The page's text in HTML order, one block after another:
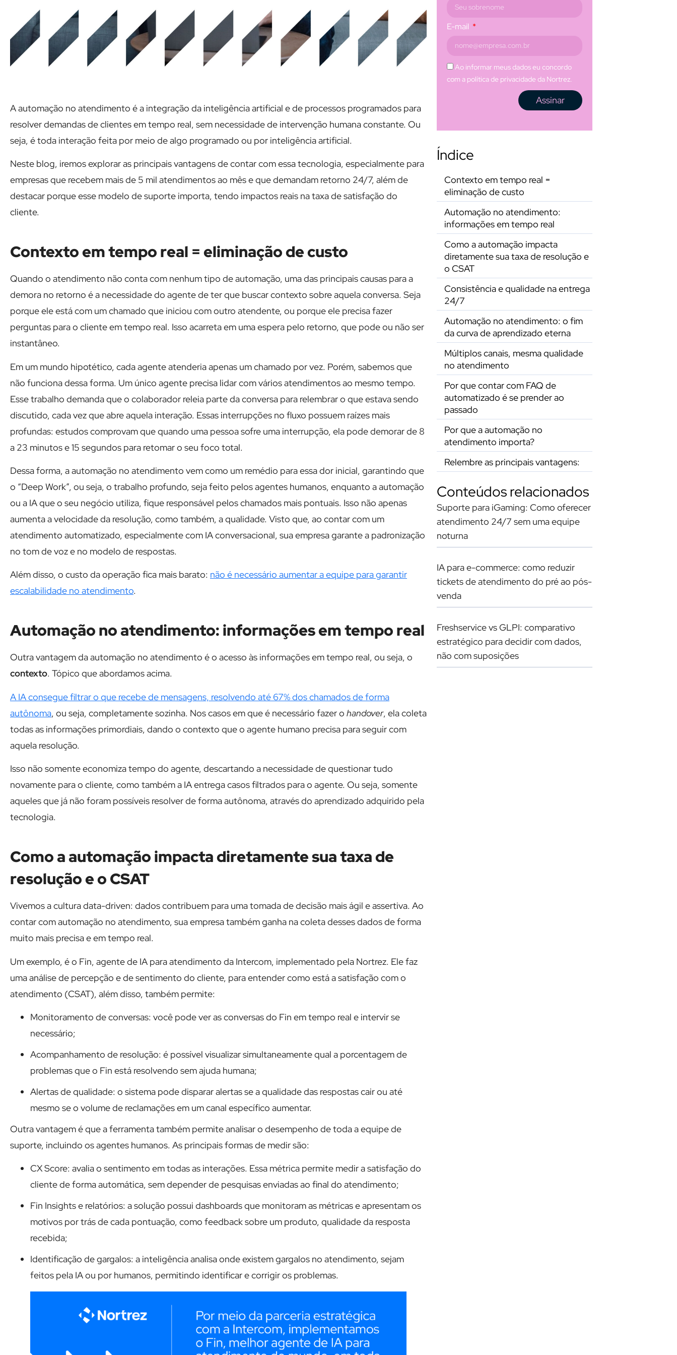
A automação no atendimento é a integração da inteligência artificial e de processos programados para
resolver demandas de clientes em tempo real, sem necessidade de intervenção humana constante. Ou
seja, é toda interação feita por meio de algo programado ou por inteligência artificial.
Neste blog, iremos explorar as principais vantagens de contar com essa tecnologia, especialmente para
empresas que recebem mais de 5 mil atendimentos ao mês e que demandam retorno 24/7, além de
destacar porque esse modelo de suporte importa, tendo impactos reais na taxa de satisfação do
cliente.
Contexto em tempo real = eliminação de custo
Quando o atendimento não conta com nenhum tipo de automação, uma das principais causas para a
demora no retorno é a necessidade do agente de ter que buscar contexto sobre aquela conversa. Seja
porque ele está com um chamado que iniciou com outro atendente, ou porque ele precisa fazer
perguntas para o cliente em tempo real. Isso acarreta em uma espera pelo retorno, que pode ou não ser
instantâneo.
Em um mundo hipotético, cada agente atenderia apenas um chamado por vez. Porém, sabemos que
não funciona dessa forma. Um único agente precisa lidar com vários atendimentos ao mesmo tempo.
Esse trabalho demanda que o colaborador releia parte da conversa para relembrar o que estava sendo
discutido, cada vez que abre aquela interação. Essas interrupções no fluxo possuem raízes mais
profundas: estudos comprovam que quando uma pessoa sofre uma interrupção, ela pode demorar de 8
a 23 minutos e 15 segundos para retomar o seu foco total.
Dessa forma, a automação no atendimento vem como um remédio para essa dor inicial, garantindo que
o “Deep Work”, ou seja, o trabalho profundo, seja feito pelos agentes humanos, enquanto a automação
ou a IA que o seu negócio utiliza, fique responsável pelos chamados mais pontuais. Isso não apenas
aumenta a velocidade da resolução, como também, a qualidade. Visto que, ao contar com um
atendimento automatizado, especialmente com IA conversacional, sua empresa garante a padronização
no tom de voz e no modelo de respostas.
Além disso, o custo da operação fica mais barato: não é necessário aumentar a equipe para garantir
escalabilidade no atendimento.
Automação no atendimento: informações em tempo real
Outra vantagem da automação no atendimento é o acesso às informações em tempo real, ou seja, o
contexto. Tópico que abordamos acima.
A IA consegue filtrar o que recebe de mensagens, resolvendo até 67% dos chamados de forma
autônoma, ou seja, completamente sozinha. Nos casos em que é necessário fazer o handover, ela coleta
todas as informações primordiais, dando o contexto que o agente humano precisa para seguir com
aquela resolução.
Isso não somente economiza tempo do agente, descartando a necessidade de questionar tudo
novamente para o cliente, como também a IA entrega casos filtrados para o agente. Ou seja, somente
aqueles que já não foram possíveis resolver de forma autônoma, através do aprendizado adquirido pela
tecnologia.
Como a automação impacta diretamente sua taxa de
resolução e o CSAT
Vivemos a cultura data-driven: dados contribuem para uma tomada de decisão mais ágil e assertiva. Ao
contar com automação no atendimento, sua empresa também ganha na coleta desses dados de forma
muito mais precisa e em tempo real.
Um exemplo, é o Fin, agente de IA para atendimento da Intercom, implementado pela Nortrez. Ele faz
uma análise de percepção e de sentimento do cliente, para entender como está a satisfação com o
atendimento (CSAT), além disso, também permite:
Monitoramento de conversas: você pode ver as conversas do Fin em tempo real e intervir se
necessário;
Acompanhamento de resolução: é possível visualizar simultaneamente qual a porcentagem de
problemas que o Fin está resolvendo sem ajuda humana;
Alertas de qualidade: o sistema pode disparar alertas se a qualidade das respostas cair ou até
mesmo se o volume de reclamações em um canal específico aumentar.
Outra vantagem é que a ferramenta também permite analisar o desempenho de toda a equipe de
suporte, incluindo os agentes humanos. As principais formas de medir são:
CX Score: avalia o sentimento em todas as interações. Essa métrica permite medir a satisfação do
cliente de forma automática, sem depender de pesquisas enviadas ao final do atendimento;
Fin Insights e relatórios: a solução possui dashboards que monitoram as métricas e apresentam os
motivos por trás de cada pontuação, como feedback sobre um produto, qualidade da resposta
recebida;
Identificação de gargalos: a inteligência analisa onde existem gargalos no atendimento, sejam
feitos pela IA ou por humanos, permitindo identificar e corrigir os problemas.
E-mail
Ao informar meus dados eu concordo
com a política de privacidade da Nortrez.
Assinar
Índice
Contexto em tempo real =
eliminação de custo
Automação no atendimento:
informações em tempo real
Como a automação impacta
diretamente sua taxa de resolução e
o CSAT
Consistência e qualidade na entrega
24/7
Automação no atendimento: o fim
da curva de aprendizado eterna
Múltiplos canais, mesma qualidade
no atendimento
Por que contar com FAQ de
automatizado é se prender ao
passado
Por que a automação no
atendimento importa?
Relembre as principais vantagens:
Conteúdos relacionados
Suporte para iGaming: Como oferecer
atendimento 24/7 sem uma equipe
noturna
IA para e-commerce: como reduzir
tickets de atendimento do pré ao pós-
venda
Freshservice vs GLPI: comparativo
estratégico para decidir com dados,
não com suposições